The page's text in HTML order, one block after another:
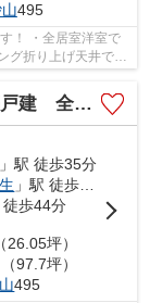
495
室で
グ折り上げ天井でお
画 11号棟
」駅 徒歩35分
」駅 徒歩36分
徒歩44分
坪）
97.7坪）
495